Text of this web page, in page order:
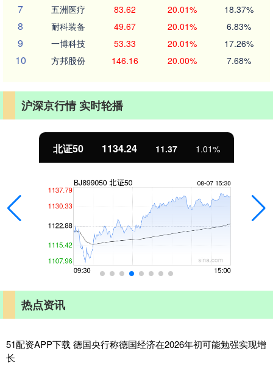
7 五洲医疗 83.62 20.01% 18.37%
8 耐科装备 49.67 20.01% 6.83%
9 一博科技 53.33 20.01% 17.26%
10 方邦股份 146.16 20.00% 7.68%
沪深京行情 实时轮播
北证50 1134.24 11.37 1.01%
热点资讯
51配资APP下载 德国央行称德国经济在2026年初可能勉强实现增
长